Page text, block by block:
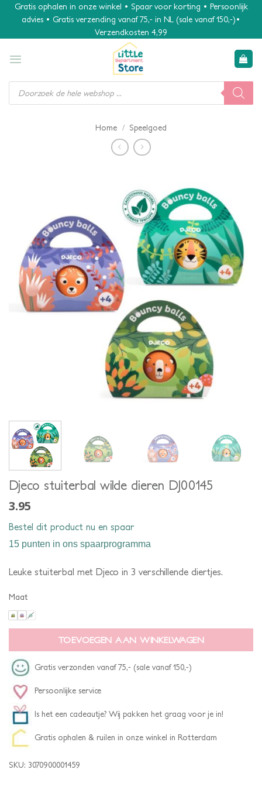
Gratis ophalen in onze winkel • Spaar voor korting • Persoonlijk
advies • Gratis verzending vanaf 75,- in NL (sale vanaf 150,-)•
Verzendkosten 4,99
Producten
zoeken
Home / Speelgoed
Djeco stuiterbal wilde dieren DJ00145
3.95
Bestel dit product nu en spaar
15 punten in ons spaarprogramma
Leuke stuiterbal met Djeco in 3 verschillende diertjes.
Maat
TOEVOEGEN AAN WINKELWAGEN
Gratis verzonden vanaf 75,- (sale vanaf 150,-)
Persoonlijke service
Is het een cadeautje? Wij pakken het graag voor je in!
Gratis ophalen & ruilen in onze winkel in Rotterdam
SKU: 3070900001459